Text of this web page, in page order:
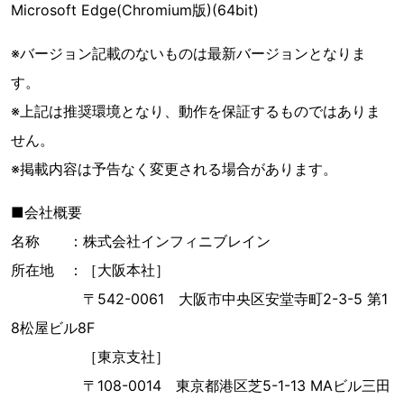
Microsoft Edge(Chromium版)(64bit)
※バージョン記載のないものは最新バージョンとなりま
す。
※上記は推奨環境となり、動作を保証するものではありま
せん。
※掲載内容は予告なく変更される場合があります。
■会社概要
名称 ：株式会社インフィニブレイン
所在地 ：［大阪本社］
〒542-0061 大阪市中央区安堂寺町2-3-5 第1
8松屋ビル8F
［東京支社］
〒108-0014 東京都港区芝5-1-13 MAビル三田